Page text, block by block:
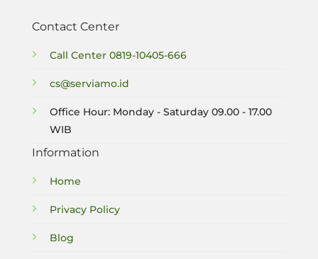
Contact Center
Call Center 0819-10405-666
cs@serviamo.id
Office Hour: Monday - Saturday 09.00 - 17.00
WIB
Information
Home
Privacy Policy
Blog